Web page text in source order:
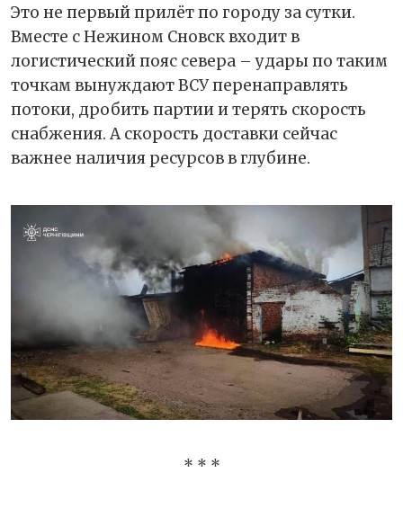
Это не первый прилёт по городу за сутки.
Вместе с Нежином Сновск входит в
логистический пояс севера – удары по таким
точкам вынуждают ВСУ перенаправлять
потоки, дробить партии и терять скорость
снабжения. А скорость доставки сейчас
важнее наличия ресурсов в глубине.
* * *